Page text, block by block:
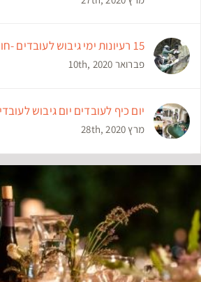
15 רעיונות ימי גיבוש לעובדים -חורף בצפון
פברואר 10th, 2020
יום כיף לעובדים יום גיבוש
מרץ 28th, 2020